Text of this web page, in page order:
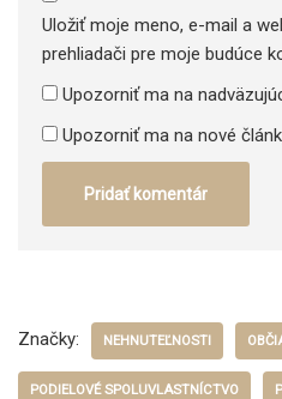
Uložiť moje meno, e-mail a
prehliadači pre moje budúce
Upozorniť ma na
Upozorniť ma na nové
Značky: NEHNUTEĽNOSTI
PODIELOVÉ SPOLUVLASTNÍCTVO